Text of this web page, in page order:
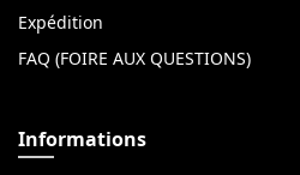
Expédition
FAQ (FOIRE AUX QUESTIONS)
Informations